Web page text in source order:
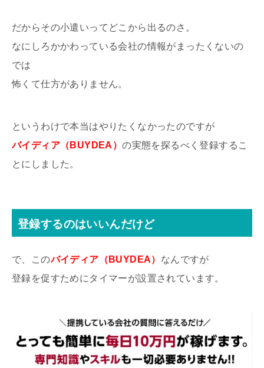
だからその小遣いってどこから出るのさ。
なにしろかかわっている会社の情報がまったくないの
では
怖くて仕方がありません。
というわけで本当はやりたくなかったのですが
バイディア（BUYDEA）の実態を探るべく登録するこ
とにしました。
登録するのはいいんだけど
で、このバイディア（BUYDEA） なんですが
登録を促すためにタイマーが設置されています。